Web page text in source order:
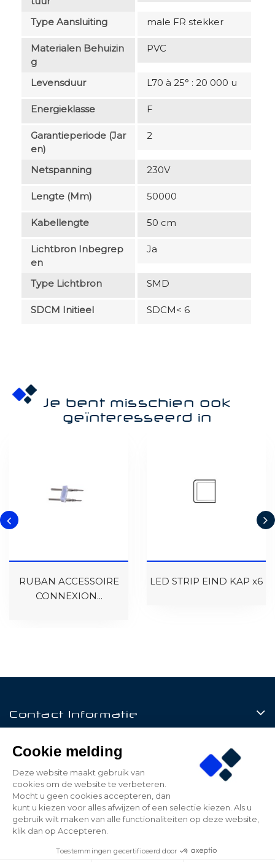
Type Aansluiting male FR stekker
Materialen Behuizin
G
PVC
Levensduur L70 à 25° : 20 000 u
Energieklasse F
Garantieperiode (jar
En)
2
Netspanning 230V
Lengte (mm) 50000
Kabellengte 50 cm
Lichtbron Inbegrep
En
Ja
Type Lichtbron SMD
SDCM Initieel SDCM< 6
Je bent misschien ook
geïnteresseerd in
RUBAN ACCESSOIRE
CONNEXION...
LED STRIP EIND KAP x6
Contact Informatie
Mijn Account
Cookie melding
Deze website maakt gebruik van
cookies om de website te verbeteren.
Mocht u geen cookies accepteren, dan
kunt u kiezen voor alles afwijzen of een selectie kiezen. Als u
gebruik wilt maken van alle functionaliteiten op deze website,
klik dan op Accepteren.
Toestemmingen gecertificeerd door